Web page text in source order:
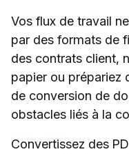
Vos flux de travail
par des formats de
des contrats client,
papier ou prépariez
de conversion de
obstacles liés à la
Convertissez des